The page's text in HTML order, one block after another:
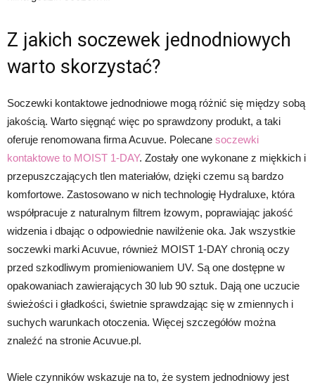
Z jakich soczewek jednodniowych
warto skorzystać?
Soczewki kontaktowe jednodniowe mogą różnić się między sobą
jakością. Warto sięgnąć więc po sprawdzony produkt, a taki
oferuje renomowana firma Acuvue. Polecane soczewki
kontaktowe to MOIST 1-DAY. Zostały one wykonane z miękkich i
przepuszczających tlen materiałów, dzięki czemu są bardzo
komfortowe. Zastosowano w nich technologię Hydraluxe, która
współpracuje z naturalnym filtrem łzowym, poprawiając jakość
widzenia i dbając o odpowiednie nawilżenie oka. Jak wszystkie
soczewki marki Acuvue, również MOIST 1-DAY chronią oczy
przed szkodliwym promieniowaniem UV. Są one dostępne w
opakowaniach zawierających 30 lub 90 sztuk. Dają one uczucie
świeżości i gładkości, świetnie sprawdzając się w zmiennych i
suchych warunkach otoczenia. Więcej szczegółów można
znaleźć na stronie Acuvue.pl.
Wiele czynników wskazuje na to, że system jednodniowy jest